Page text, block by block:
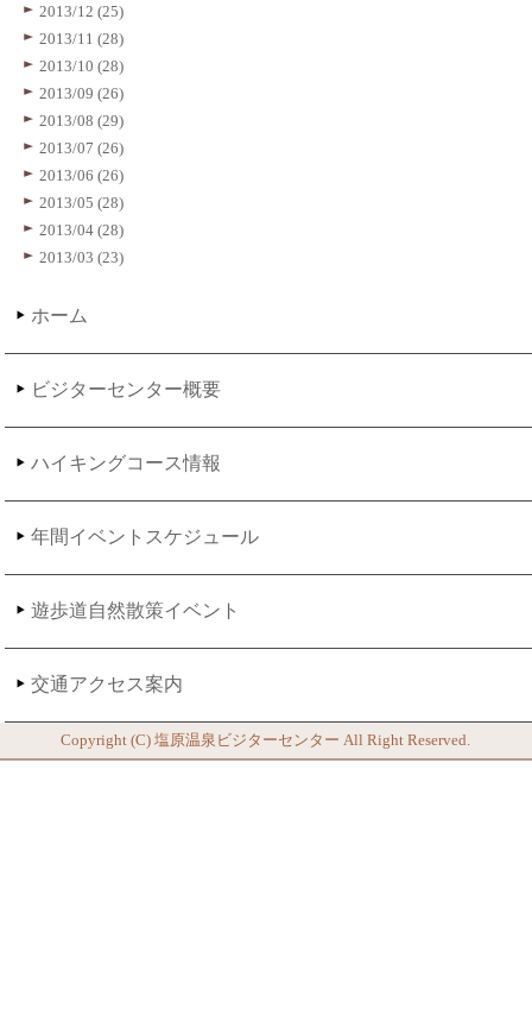
2013/12 (25)
2013/11 (28)
2013/10 (28)
2013/09 (26)
2013/08 (29)
2013/07 (26)
2013/06 (26)
2013/05 (28)
2013/04 (28)
2013/03 (23)
ホーム
ビジターセンター概要
ハイキングコース情報
年間イベントスケジュール
遊歩道自然散策イベント
交通アクセス案内
Copyright (C)塩原温泉ビジターセンター All Right Reserved.